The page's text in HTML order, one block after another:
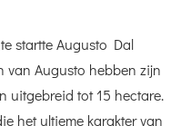
startte Augusto Dal
Augusto hebben zijn
uitgebreid tot 15 hectare.
het ultieme karakter van